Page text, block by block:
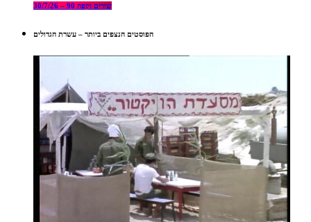
שירים וקפה 90 – 30/7/26
הפוסטים הנצפים ביותר – עשרת הגדולים